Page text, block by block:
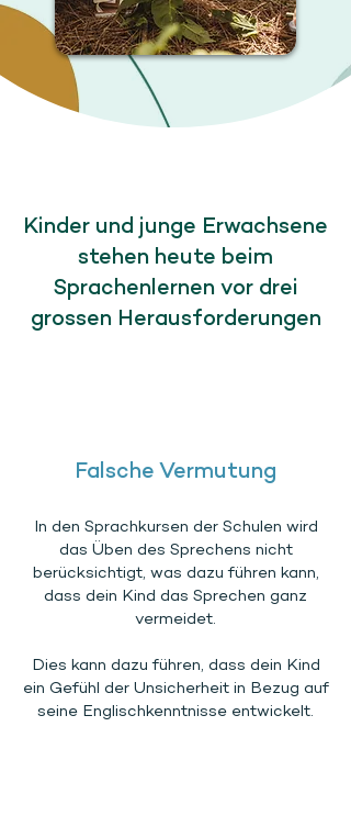
Kinder und junge Erwachsene
stehen heute beim
Sprachenlernen vor drei
grossen Herausforderungen
Falsche Vermutung
In den Sprachkursen der Schulen wird
das Üben des Sprechens nicht
berücksichtigt, was dazu führen kann,
dass dein Kind das Sprechen ganz
vermeidet.
Dies kann dazu führen, dass dein Kind
ein Gefühl der Unsicherheit in Bezug auf
seine Englischkenntnisse entwickelt.